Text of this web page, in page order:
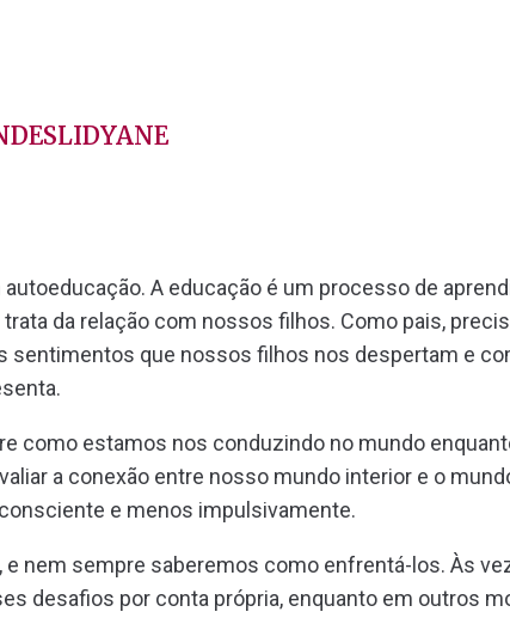
A educação é um processo de
da relação com nossos filhos. Como pais,
sentimentos que nossos filhos nos despertam e
como estamos nos conduzindo no mundo
a conexão entre nosso mundo interior e o
e menos impulsivamente.
e nem sempre saberemos como enfrentá-los. Às
desafios por conta própria, enquanto em outros